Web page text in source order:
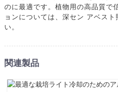
のに最適です。植物用の高品質で
ョンについては、深セン アベス
い。
関連製品